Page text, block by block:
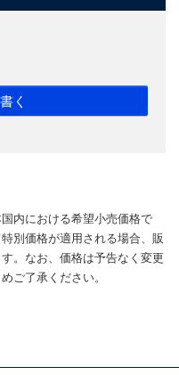
く
内における希望小売価格で
別価格が適用される場合、販
。なお、価格は予告なく変更
ご了承ください。